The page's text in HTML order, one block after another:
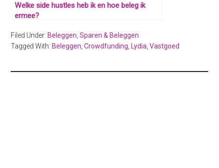
Welke side hustles heb ik en hoe beleg ik
ermee?
Filed Under: Beleggen ,Sparen & Beleggen
Tagged With: Beleggen ,Crowdfunding Lydia ,Vastgoed